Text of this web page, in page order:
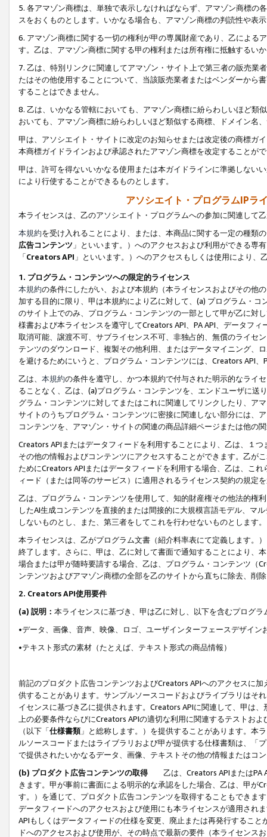
5. 各アマゾン商標は、単独で表示しなければならず、アマゾン商標
スをおくものとします。いかなる場合も、アマゾン商標の判読性や表
6. アマゾン商標に関する一切の権利が甲の専属財産であり、乙による
す。乙は、アマゾン商標に関する甲の権利または所有権に抵触するい
7. 乙は、特別リンクに関連してアマゾン・サイト上で第三者の販売
たはその他使用することについて、当該販売業者またはベンダーから
することはできません。
8. 乙は、いかなる管轄においても、アマゾン商標に紛らわしいほど類
おいても、アマゾン商標に紛らわしいほど類似する商標、ドメイン名
甲は、アソシエイト・サイトに改定のお知らせまたは改定後の商標ガ
本商標ガイドラインおよび承認されたアマゾン商標を改定することが
甲は、許可を得ないいかなる使用または本ガイドラインに準拠しない
により行使することができるものとします。
アソシエイト・プログラムIPラ
本ライセンスは、乙のアソシエイト・プログラムへの参加に関連して
本規約を受け入れることにより、または、本商品に関する一定の種類
広告コンテンツ 」といいます。）へのアクセスおよび利用ができる専
「Creators API 」といいます。）へのアクセスもしくは使用により
1. プログラム・コンテンツへの限定的ライセンス
本規約の条件にしたがい、および本規約（本ライセンスおよびその他
加する目的に限り、甲は本規約により乙に対して、(a) プログラム・
のサイト上でのみ、プログラム・コンテンツの一部として甲が乙に対
様書および本ライセンスを遵守してCreators API、PA API、データフ
取消可能、譲渡不可、サブライセンス不可、非独占的、無償のライセ
テンツのダウンロード、複製その他利用、またはデータマイニング、
を避けるためにいうと、プログラム・コンテンツには、Creators API
乙は、 本規約の条件を遵守し、かつ本規約で付与された明示的なライ
ることなく、乙は、(a)プログラム・コンテンツを、エンドユーザに
グラム・コンテンツに対してまたはこれに関連してリンクしたり、ア
サイトのうちプログラム・コンテンツに密接に関連しない部分には、
コンテンツを、アマゾン・サイトの関連の商品詳細ページまたは他の
Creators APIまたはデータフィードを利用することにより、乙は、１
その他の情報およびコンテンツにアクセスすることができます。乙が
ためにCreators APIまたはデータフィードを利用する場合、乙は、こ
ィード（または同等のサービス）に適用されるライセンス契約の規定
乙は、プログラム・コンテンツを使用して、知的財産権その他法的権
したAI生成コンテンツを直接的または間接的に大規模言語モデル、マ
しないものとし、また、第三者をしてこれを行わせないものとします。
本ライセンスは、乙がプログラム文書（紹介料率表にて定義します。
終了します。さらに、甲は、乙に対して書面で通知することにより、
場合または甲が随時要請する場合、乙は、プログラム・コンテンツ（
ンテンツおよびアマゾン商標の全部を乙のサイトから直ちに除去、削
2. Creators API使用要件
(a) 説明： 本ライセンスに基づき、甲は乙に対し、以下を含むプログ
•データ、画像、音声、映像、ロゴ、ユーザインターフェースデザイ
•テキスト形式の素材（たとえば、テキスト形式の商品情報）
前記のプロダクト広告コンテンツおよびCreators APIへのアクセスに
供することがあります。サンプルソースコードおよびライブラリはそ
イセンスに基づき乙に提供されます。Creators APIに関連して、甲は
上の必要条件ならびにCreators APIの適切な利用に関連するテストお
（以下「仕様書類」と総称します。）を提供することがあります。本
ルソースコードまたはライブラリおよび甲が提供する仕様書類は、「
で提供されたいかなるデータ、画像、テキストその他の情報またはコ
(b) プロダクト広告コンテンツの取得
乙は、Creators APIまたはPA
きます。甲が事前に書面による明示的な承認をした場合、乙は、甲が
す。）を通じて、プロダクト広告コンテンツを取得することもできま
データフィードへのアクセスおよび使用にも本ライセンスが適用され
APIもしくはデータフィードの仕様を変更、廃止または再発行するこ
ドへのアクセスおよび使用が、その時点で最新の要件（本ライセン